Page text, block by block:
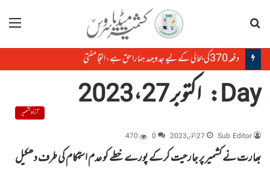
مینو
دفعہ370کی بحالی کے لیے جدوجہد ہمارا حق ہے، التجا مفتی
Day: اکتوبر 27، 2023
آزاد کشمیر
Sub Editor
27 اکتوبر, 2023 0
470
بھارت نے کشمیر پر جارحیت کر کے پورے خطے کو عدم استحکام کی طرف دھکیل